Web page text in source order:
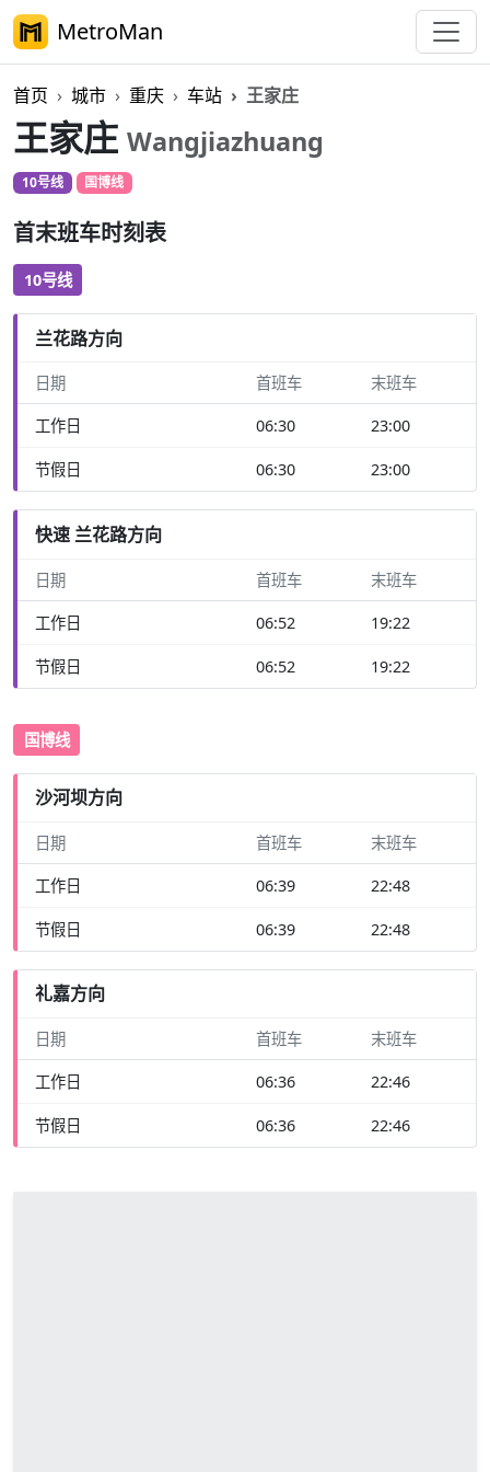
MetroMan
首页 城市 重庆 车站 王家庄
王家庄 Wangjiazhuang
10号线 国博线
首末班车时刻表
10号线
兰花路方向
日期 首班车 末班车
工作日 06:30 23:00
节假日 06:30 23:00
快速 兰花路方向
日期 首班车 末班车
工作日 06:52 19:22
节假日 06:52 19:22
国博线
沙河坝方向
日期 首班车 末班车
工作日 06:39 22:48
节假日 06:39 22:48
礼嘉方向
日期 首班车 末班车
工作日 06:36 22:46
节假日 06:36 22:46